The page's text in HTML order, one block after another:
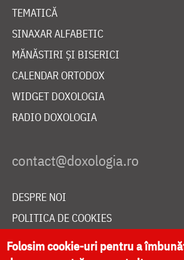
TEMATICĂ
SINAXAR ALFABETIC
MĂNĂSTIRI ȘI BISERICI
CALENDAR ORTODOX
WIDGET DOXOLOGIA
RADIO DOXOLOGIA
DESPRE NOI
POLITICA DE COOKIES
DONEAZĂ ONLINE PENTRU
Folosim cookie-uri pentru a